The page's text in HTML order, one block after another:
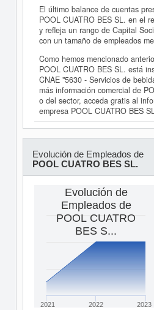
El último balance de cuentas
POOL CUATRO BES SL. en el
y refleja un rango de Capital
con un tamaño de empleados
Como hemos mencionado
POOL CUATRO BES SL. está
CNAE "5630 - Servicios de
más información comercial de
o del sector, acceda gratis al
empresa POOL CUATRO BES
Evolución de Empleados de
POOL CUATRO BES SL.
Evolución de
Empleados de
POOL CUATRO
BES S...
2021 2022 2023